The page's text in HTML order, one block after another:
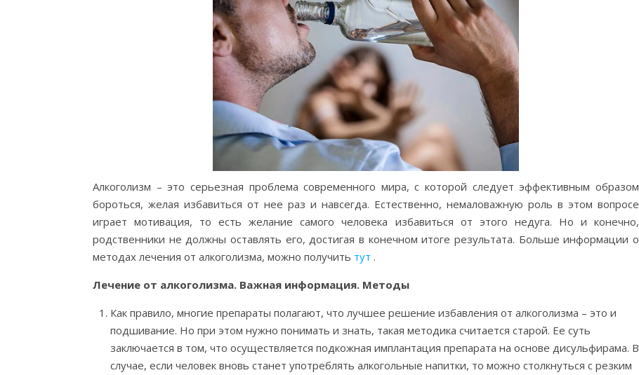
Алкоголизм – это серьезная проблема современного мира, с которой следует эффективным образом
бороться, желая избавиться от нее раз и навсегда. Естественно, немаловажную роль в этом вопросе
играет мотивация, то есть желание самого человека избавиться от этого недуга. Но и конечно,
родственники не должны оставлять его, достигая в конечном итоге результата. Больше информации о
методах лечения от алкоголизма, можно получить тут .
Лечение от алкоголизма. Важная информация. Методы
Как правило, многие препараты полагают, что лучшее решение избавления от алкоголизма – это и
подшивание. Но при этом нужно понимать и знать, такая методика считается старой. Ее суть
заключается в том, что осуществляется подкожная имплантация препарата на основе дисульфирама. В
случае, если человек вновь станет употреблять алкогольные напитки, то можно столкнуться с резким